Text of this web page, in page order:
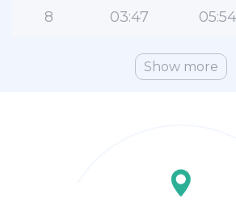
8 03:47 05:54
Show more